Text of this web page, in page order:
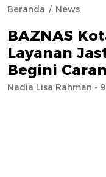
Beranda News
BAZNAS
Layanan
Begini
Nadia Lisa Rahman -